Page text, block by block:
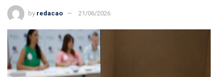
by redacao 21/06/2026